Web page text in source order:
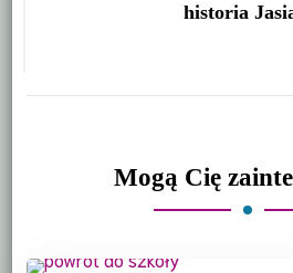
historia
Mogą Cię